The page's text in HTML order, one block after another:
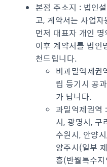
본점 주소지 : 법인
고, 계약서는 사업
먼저 대표자 개인
이후 계약서를 법인
천드립니다.
비과밀억제권
립 등기시 공
가 납니다.
과밀억제권역
시, 광명시, 구
수원시, 안양
양주시(일부
흥(반월특수